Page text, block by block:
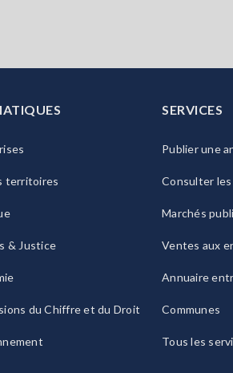
territoires
& Justice
du Chiffre et du Droit
SERVICES
Publier une
Consulter
Marchés
Ventes aux
Annuaire
Communes
Tous les